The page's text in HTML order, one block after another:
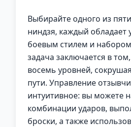
Выбирайте одного из
ниндзя, каждый обладает
боевым стилем и
задача заключается в
восемь уровней,
пути. Управление
интуитивное: вы можете
комбинации ударов,
броски, а также